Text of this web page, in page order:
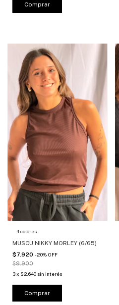
Comprar
4 colores
MUSCU NIKKY MORLEY (6/65)
$7.920 -20% OFF
$9.900
3x $2.640 sin interés
Comprar